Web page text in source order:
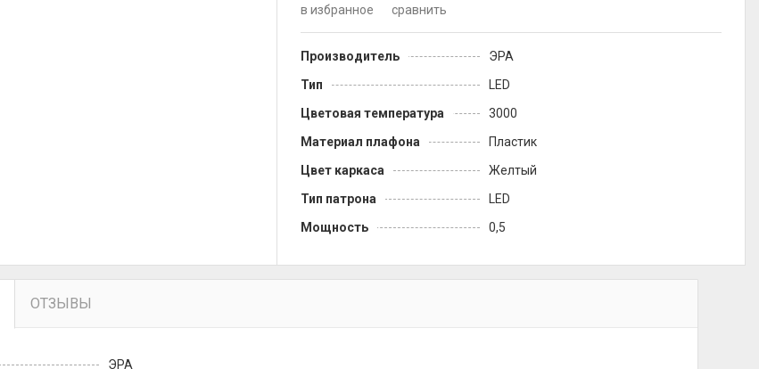
в избранное
сравнить
Производитель
ЭРА
Тип
LED
Цветовая температура
3000
Материал плафона
Пластик
Цвет каркаса
Желтый
Тип патрона
LED
Мощность
0,5
ОТЗЫВЫ
ЭРА